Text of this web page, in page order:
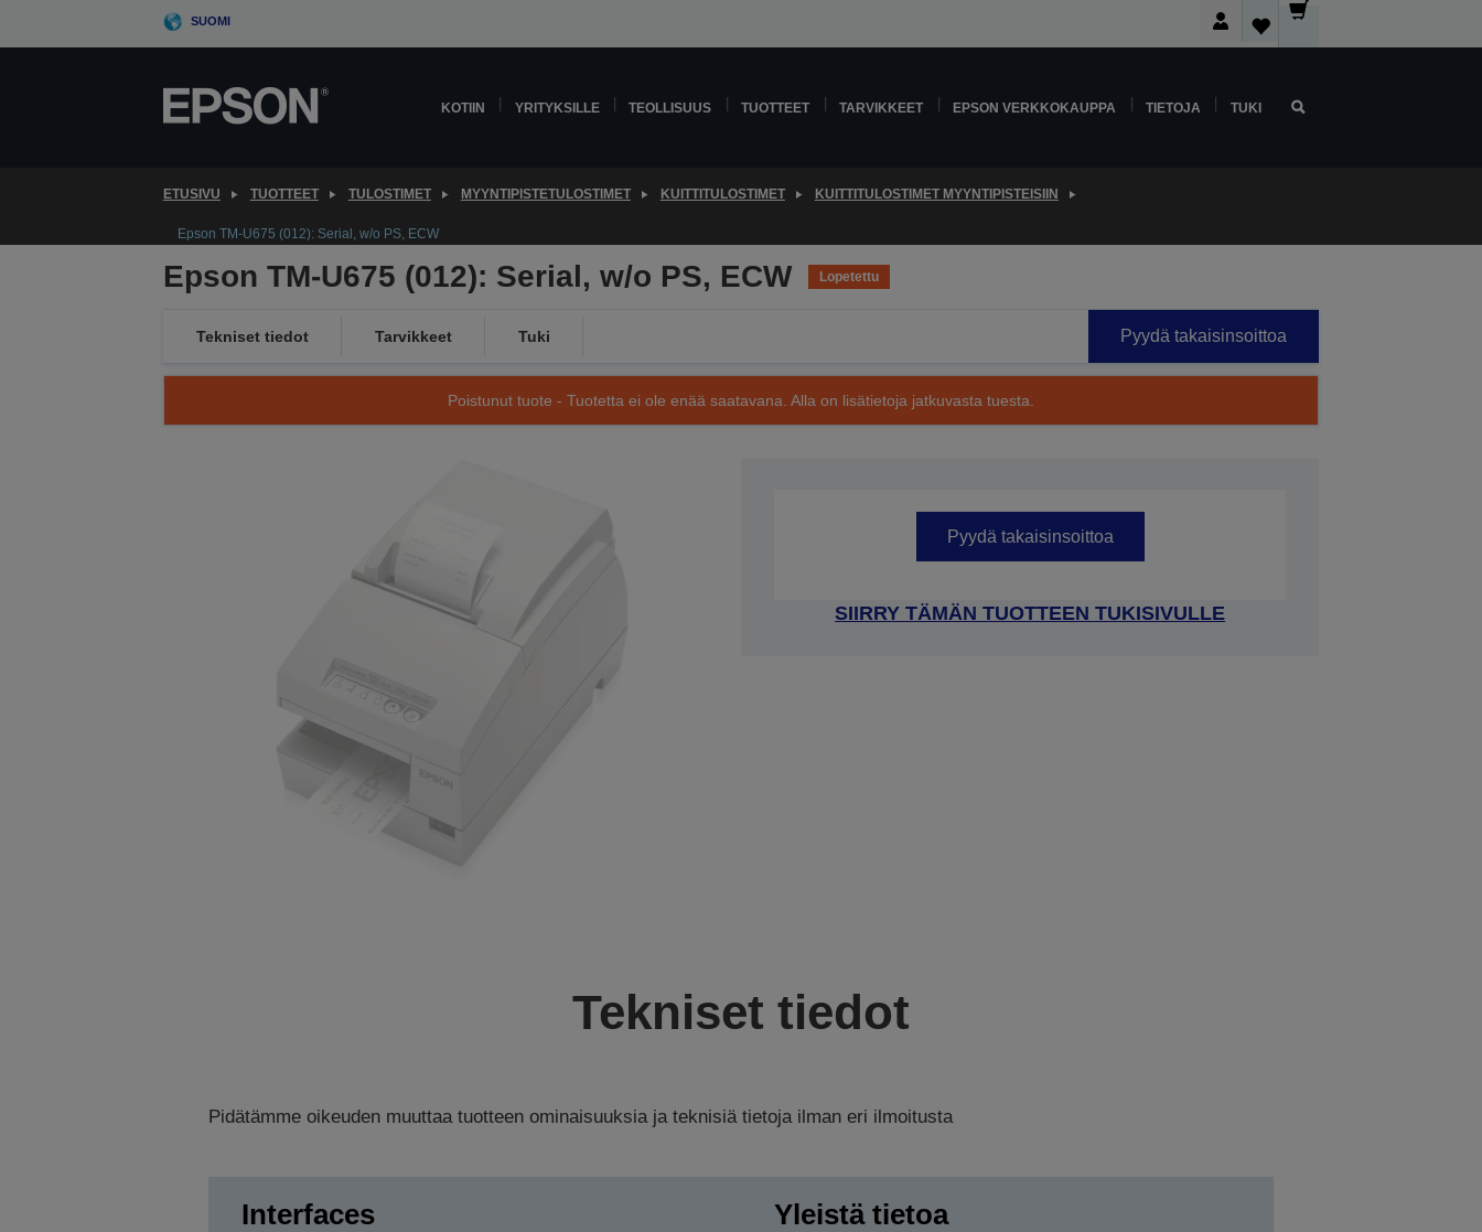
SUOMI
KOTIIN YRITYKSILLE TEOLLISUUS TUOTTEET TARVIKKEET EPSON VERKKOKAUPPA TIETOJA TUKI
ETUSIVU TUOTTEET TULOSTIMET MYYNTIPISTETULOSTIMET KUITTITULOSTIMET KUITTITULOSTIMET MYYNTIPISTEISIIN
Epson TM-U675 (012): Serial, w/o PS, ECW
Epson TM-U675 (012): Serial, w/o PS, ECW Lopetettu
Tekniset tiedot Tarvikkeet Tuki Pyydä takaisinsoittoa
Poistunut tuote - Tuotetta ei ole enää saatavana. Alla on lisätietoja jatkuvasta tuesta.
Pyydä takaisinsoittoa
SIIRRY TÄMÄN TUOTTEEN TUKISIVULLE
Tekniset tiedot
Pidätämme oikeuden muuttaa tuotteen ominaisuuksia ja teknisiä tietoja ilman eri ilmoitusta
Interfaces Yleistä tietoa